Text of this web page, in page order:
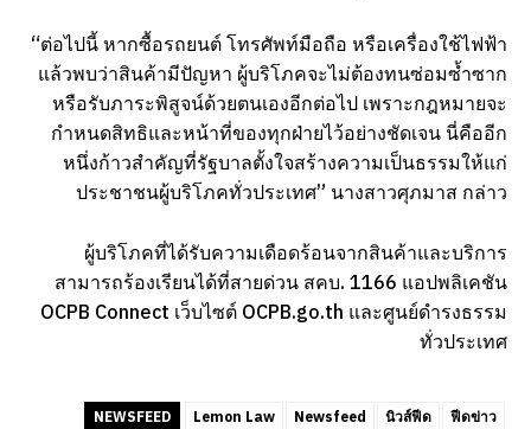
“ต่อไปนี้ หากซื้อรถยนต์ โทรศัพท์มือถือ หรือเครื่องใช้ไฟฟ้า
แล้วพบว่าสินค้ามีปัญหา ผู้บริโภคจะไม่ต้องทนซ่อมซ้ำซาก
หรือรับภาระพิสูจน์ด้วยตนเองอีกต่อไป เพราะกฎหมายจะ
กำหนดสิทธิและหน้าที่ของทุกฝ่ายไว้อย่างชัดเจน นี่คืออีก
หนึ่งก้าวสำคัญที่รัฐบาลตั้งใจสร้างความเป็นธรรมให้แก่
ประชาชนผู้บริโภคทั่วประเทศ” นางสาวศุภมาส กล่าว
ผู้บริโภคที่ได้รับความเดือดร้อนจากสินค้าและบริการ
สามารถร้องเรียนได้ที่สายด่วน สคบ. 1166 แอปพลิเคชัน
OCPB Connect เว็บไซต์ OCPB.go.th และศูนย์ดำรงธรรม
ทั่วประเทศ
NEWSFEED Lemon Law Newsfeed นิวส์ฟีด ฟีดข่าว